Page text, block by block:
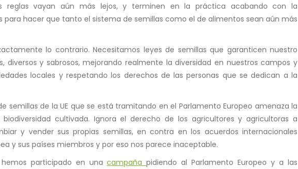
reglas vayan aún más lejos, y terminen en la práctica acabando con la
para hacer que tanto el sistema de semillas como el de alimentos sean aún más
lo contrario. Necesitamos leyes de semillas que garanticen nuestro
diversos y sabrosos, mejorando realmente la diversidad en nuestros campos y
locales y respetando los derechos de las personas que se dedican a la
semillas de la UE que se está tramitando en el Parlamento Europeo amenaza la
cultivada. Ignora el derecho de los agricultores y agricultoras a
y vender sus propias semillas, en contra en los acuerdos internacionales
y sus países miembros y por eso nos parece inaceptable.
participado en unacampañapidiendo al Parlamento Europeo y a las